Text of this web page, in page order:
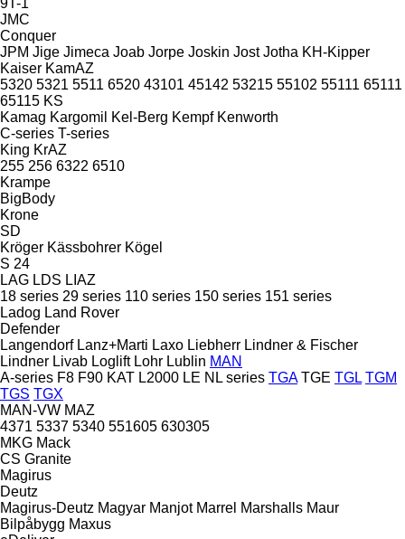
JMC
Conquer
JPM Jige Jimeca Joab Jorpe Joskin Jost Jotha KH-Kipper
Kaiser KamAZ
5320 5321 5511 6520 43101 45142 53215 55102 55111 65111
65115 KS
Kamag Kargomil Kel-Berg Kempf Kenworth
C-series T-series
King KrAZ
255 256 6322 6510
Krampe
BigBody
Krone
SD
Kröger Kässbohrer Kögel
S 24
LAG LDS LIAZ
18 series 29 series 110 series 150 series 151 series
Ladog Land Rover
Defender
Langendorf Lanz+Marti Laxo Liebherr Lindner & Fischer
Lindner Livab Loglift Lohr Lublin MAN
A-series F8 F90 KAT L2000 LE NL series TGA TGE TGL TGM
TGS TGX
MAN-VW MAZ
4371 5337 5340 551605 630305
MKG Mack
CS Granite
Magirus
Deutz
Magirus-Deutz Magyar Manjot Marrel Marshalls Maur
Bilpåbygg Maxus